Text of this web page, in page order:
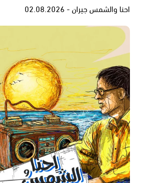
احنا والشمس جيران - 02.08.2026